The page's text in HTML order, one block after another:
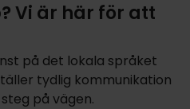
Vi är här för att
på det lokala språket
tydlig kommunikation
på vägen.